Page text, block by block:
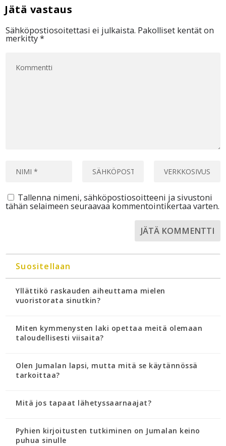
Sähköpostiosoitettasi ei julkaista. Pakolliset kentät on
merkitty*
Tallenna nimeni, sähköpostiosoitteeni ja sivustoni
tähän selaimeen seuraavaa kommentointikertaa varten.
Suositellaan
Yllättikö raskauden aiheuttama mielen
vuoristorata sinutkin?
Miten kymmenysten laki opettaa meitä olemaan
taloudellisesti viisaita?
Olen Jumalan lapsi, mutta mitä se käytännössä
tarkoittaa?
Mitä jos tapaat lähetyssaarnaajat?
Pyhien kirjoitusten tutkiminen on Jumalan keino
puhua sinulle